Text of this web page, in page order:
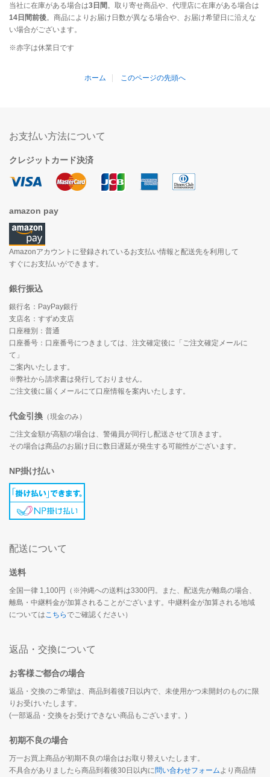
当社に在庫がある場合は3日間 。取り寄せ商品や、代理店に在庫がある場合は
14日間前後。商品によりお届け日数が異なる場合や、お届け希望日に沿えな
い場合がございます。
※赤字は休業日です
ホーム このページの先頭へ
お支払い方法について
クレジットカード決済
amazon pay
Amazonアカウントに登録されているお支払い情報と配送先を利用して
すぐにお支払いができます。
銀行振込
銀行名：PayPay銀行
支店名：すずめ支店
口座種別：普通
口座番号：口座番号につきましては、注文確定後に「ご注文確定メールに
て」
ご案内いたします。
※弊社から請求書は発行しておりません。
ご注文後に届くメールにて口座情報を案内いたします。
代金引換 （現金のみ）
ご注文金額が高額の場合は、警備員が同行し配送させて頂きます。
その場合は商品のお届け日に数日遅延が発生する可能性がございます。
NP掛け払い
配送について
送料
全国一律 1,100円（※沖縄への送料は3300円。また、配送先が離島の場合、
離島・中継料金が加算されることがございます。中継料金が加算される地域
については こちらでご確認ください）
返品・交換について
お客様ご都合の場合
返品・交換のご希望は、商品到着後7日以内で、未使用かつ未開封のものに限
りお受けいたします。
(一部返品・交換をお受けできない商品もございます。)
初期不良の場合
万一お買上商品が初期不良の場合はお取り替えいたします。
不具合がありましたら商品到着後30日以内に問い合わせフォーム より商品情